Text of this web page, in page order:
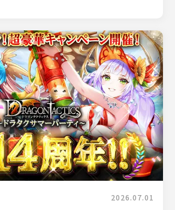
2026.07.01